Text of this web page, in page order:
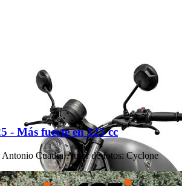
- Más fuerte en 125 cc
Antonio Cuadra·Autor de fotos: Cyclone